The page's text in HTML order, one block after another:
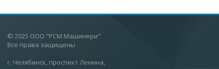
© 2025 ООО "РСМ Машинери"
Все права защищены
г. Челябинск, проспект Ленина,